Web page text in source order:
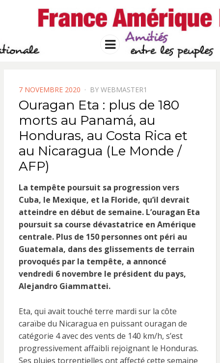
FRANCE
AMERIQUE
Solidarité international et Amitiés
entre les peuples
Menu
POSTED
ON
7 NOVEMBRE 2020 BY WEBMASTER1
Ouragan Eta : plus de 180
morts au Panamá, au
Honduras, au Costa Rica et
au Nicaragua (Le Monde /
AFP)
La tempête poursuit sa progression vers
Cuba, le Mexique, et la Floride, qu’il devrait
atteindre en début de semaine. L’ouragan Eta
poursuit sa course dévastatrice en Amérique
centrale. Plus de 150 personnes ont péri au
Guatemala, dans des glissements de terrain
provoqués par la tempête, a annoncé
vendredi 6 novembre le président du pays,
Alejandro Giammattei.
Eta, qui avait touché terre mardi sur la côte
caraïbe du Nicaragua en puissant ouragan de
catégorie 4 avec des vents de 140 km/h, s’est
progressivement affaibli rejoignant le Honduras.
Ses pluies torrentielles ont affecté cette semaine